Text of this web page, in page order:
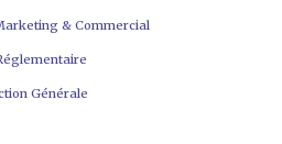
& Commercial
Générale